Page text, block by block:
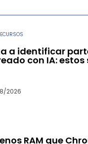
a identificar
con IA: estos
2026
RAM que